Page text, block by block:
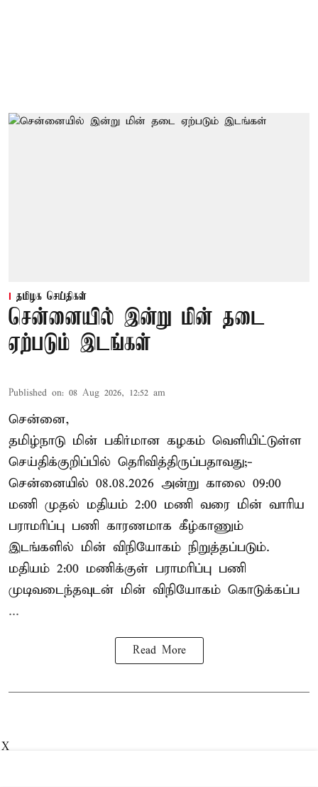
தமிழக செய்திகள்
சென்னையில் இன்று மின் தடை
ஏற்படும் இடங்கள்
Published on: 08 Aug 2026, 12:52 am
சென்னை,
தமிழ்நாடு மின் பகிர்மான கழகம் வெளியிட்டுள்ள
செய்திக்குறிப்பில் தெரிவித்திருப்பதாவது;-
சென்னையில் 08.08.2026 அன்று காலை 09:00
மணி முதல் மதியம் 2:00 மணி வரை மின் வாரிய
பராமரிப்பு பணி காரணமாக கீழ்காணும்
இடங்களில் மின் விநியோகம் நிறுத்தப்படும்.
மதியம் 2:00 மணிக்குள் பராமரிப்பு பணி
முடிவடைந்தவுடன் மின் விநியோகம் கொடுக்கப்ப
...
Read More
X